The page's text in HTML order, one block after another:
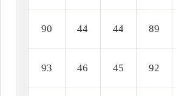
ボタン (JK)
90 44 44 89
93 46 45 92